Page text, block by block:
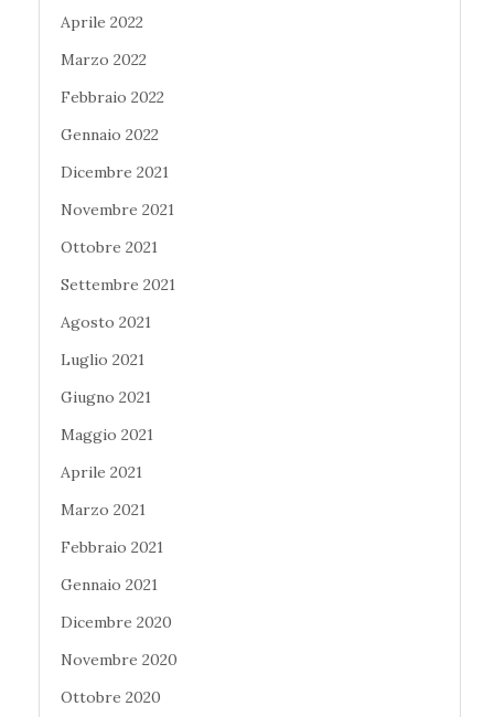
Aprile 2022
Marzo 2022
Febbraio 2022
Gennaio 2022
Dicembre 2021
Novembre 2021
Ottobre 2021
Settembre 2021
Agosto 2021
Luglio 2021
Giugno 2021
Maggio 2021
Aprile 2021
Marzo 2021
Febbraio 2021
Gennaio 2021
Dicembre 2020
Novembre 2020
Ottobre 2020